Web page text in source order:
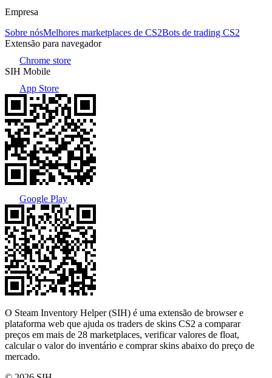
Empresa
Sobre nósMelhores marketplaces de CS2Bots de trading CS2
Extensão para navegador
Chrome store
SIH Mobile
App Store
Google Play
O Steam Inventory Helper (SIH) é uma extensão de browser e
plataforma web que ajuda os traders de skins CS2 a comparar
preços em mais de 28 marketplaces, verificar valores de float,
calcular o valor do inventário e comprar skins abaixo do preço de
mercado.